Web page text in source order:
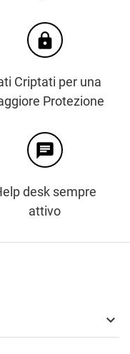
https
Criptati per una
Protezione
chat
desk sempre
attivo
